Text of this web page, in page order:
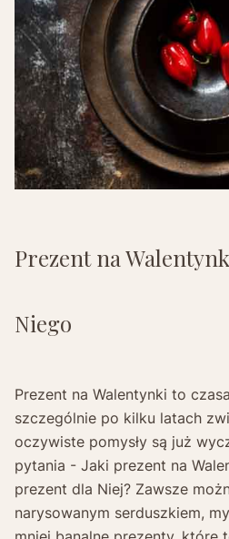
Prezent na
Niego
Prezent na Walentynki to
szczególnie po kilku latach
oczywiste pomysły są już
pytania - Jaki prezent na
prezent dla Niej? Zawsze
narysowanym serduszkiem,